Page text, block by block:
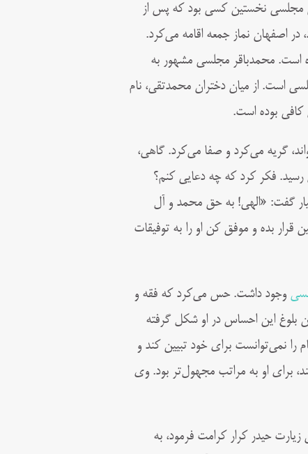
مجلسی نخستین کسی بود که پس از
اصفهان نماز جمعه اقامه می‌کرد.
است. محمدباقر مجلسی مشهور به
است. از میان دختران محمدتقی، نام
کافی بوده است.
گريه می‌كرد و صفا می‌كرد. گاهی،
فكر كرد که چه دعايی كنم؟
گفت: «الهی! به حق محمد و آل
بده و موفق كن او را به توفيقات
وجود داشت. حس می‌­کرد که فقه و
بلوغ اين احساس در او شکل گرفته
نمی‌توانست برای خود تبيين کند و
برای او به مراتب مجهول‌تر بود. وی
حيدر کرار کرامت فرمود، به